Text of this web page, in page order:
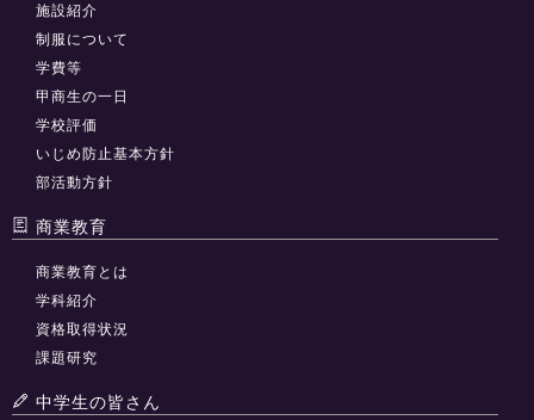
施設紹介
制服について
学費等
甲商生の一日
学校評価
いじめ防止基本方針
部活動方針
商業教育
商業教育とは
学科紹介
資格取得状況
課題研究
中学生の皆さん